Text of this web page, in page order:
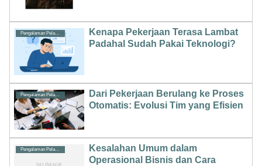
Kenapa Pekerjaan Terasa Lambat
Padahal Sudah Pakai Teknologi?
Pengalaman Pelanggan
Dari Pekerjaan Berulang ke Proses
Otomatis: Evolusi Tim yang Efisien
Pengalaman Pelanggan
Kesalahan Umum dalam
Operasional Bisnis dan Cara